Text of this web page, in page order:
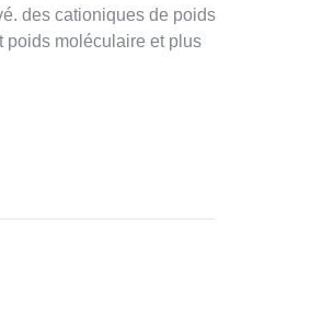
des cationiques de poids
poids moléculaire et plus